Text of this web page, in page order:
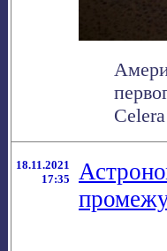
18.11.2021
17:35